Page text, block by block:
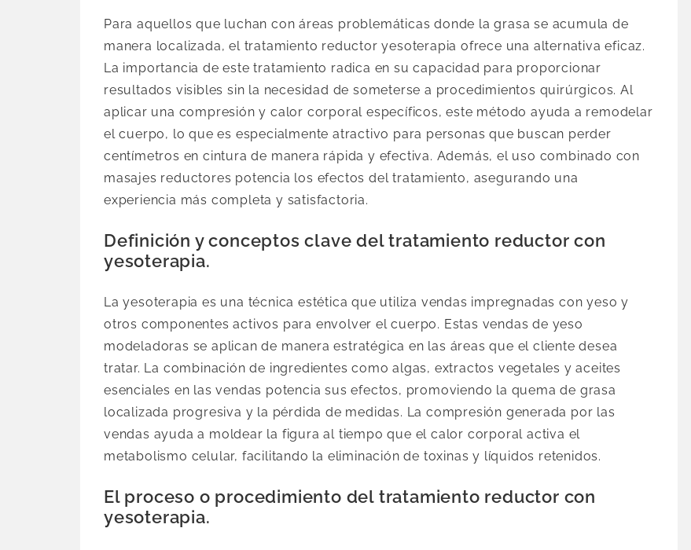
Para aquellos que luchan con áreas problemáticas donde la grasa se acumula de
manera localizada, el tratamiento reductor yesoterapia ofrece una alternativa eficaz.
La importancia de este tratamiento radica en su capacidad para proporcionar
resultados visibles sin la necesidad de someterse a procedimientos quirúrgicos. Al
aplicar una compresión y calor corporal específicos, este método ayuda a remodelar
el cuerpo, lo que es especialmente atractivo para personas que buscan perder
centímetros en cintura de manera rápida y efectiva. Además, el uso combinado con
masajes reductores potencia los efectos del tratamiento, asegurando una
experiencia más completa y satisfactoria.
Definición y conceptos clave del tratamiento reductor con
yesoterapia.
La yesoterapia es una técnica estética que utiliza vendas impregnadas con yeso y
otros componentes activos para envolver el cuerpo. Estas vendas de yeso
modeladoras se aplican de manera estratégica en las áreas que el cliente desea
tratar. La combinación de ingredientes como algas, extractos vegetales y aceites
esenciales en las vendas potencia sus efectos, promoviendo la quema de grasa
localizada progresiva y la pérdida de medidas. La compresión generada por las
vendas ayuda a moldear la figura al tiempo que el calor corporal activa el
metabolismo celular, facilitando la eliminación de toxinas y líquidos retenidos.
El proceso o procedimiento del tratamiento reductor con
yesoterapia.